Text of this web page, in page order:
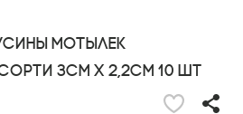
Мотылек
3см х 2,2см 10 шт